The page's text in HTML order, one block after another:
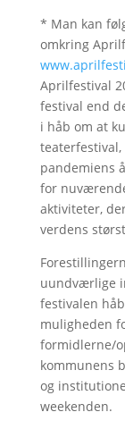
* Man kan
omkring
Aprilfestival
festival end
i håb om at
teaterfestival,
pandemiens
for
aktiviteter,
verdens
uundværlige
festivalen
muligheden
formidlerne/
kommunens
og
weekenden.